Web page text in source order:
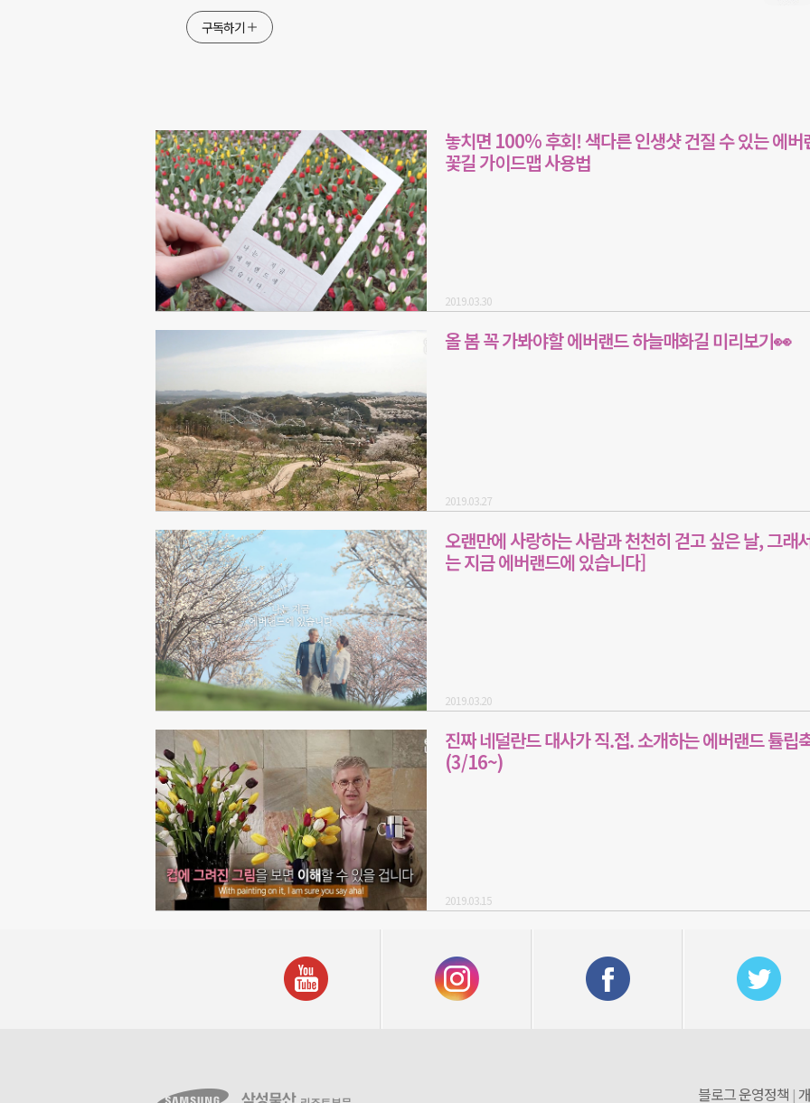
구독하기
놓치면 100% 후회! 색다른 인생샷 건질 수 있는 에버
꽃길 가이드맵 사용법
2019.03.30
올 봄 꼭 가봐야할 에버랜드 하늘매화길 미리보기👀
2019.03.27
오랜만에 사랑하는 사람과 천천히 걷고 싶은 날, 그래
는 지금 에버랜드에 있습니다]
2019.03.20
진짜 네덜란드 대사가 직.접. 소개하는 에버랜드 튤립
(3/16~)
2019.03.15
블로그 운영정책 |